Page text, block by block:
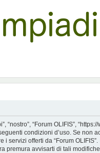
“nostro”, “Forum OLIFIS”,
condizioni d’uso. Se non
servizi offerti da “Forum
premura avvisarti di tali